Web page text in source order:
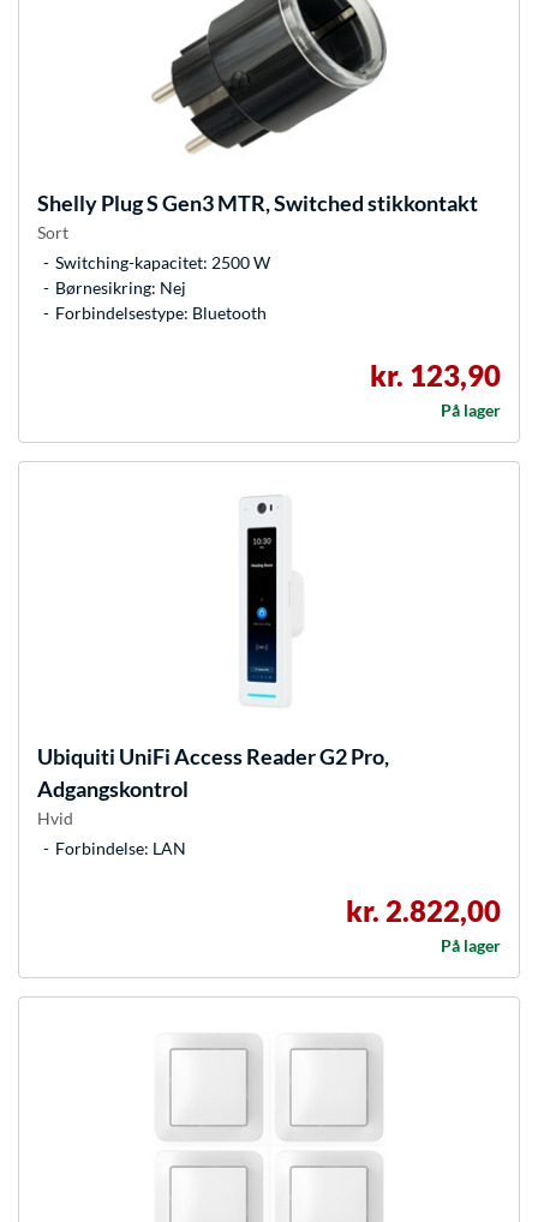
ShellyPlug S Gen3 MTR, Switched stikkontakt
Sort
Switching-kapacitet: 2500 W
Børnesikring: Nej
Forbindelsestype: Bluetooth
kr. 123,90
På lager
Ubiquiti UniFi Access Reader G2 Pro,
Adgangskontrol
Hvid
Forbindelse: LAN
kr. 2.822,00
På lager